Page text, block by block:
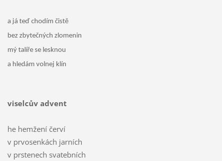
a já teď chodím čistě
bez zbytečných zlomenin
mý talíře se lesknou
a hledám volnej klín
viselcův advent
he hemžení červí
v prvosenkách jarních
v prstenech svatebních